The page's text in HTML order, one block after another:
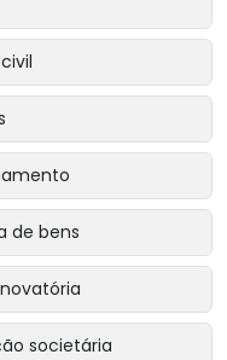
de bens
societária